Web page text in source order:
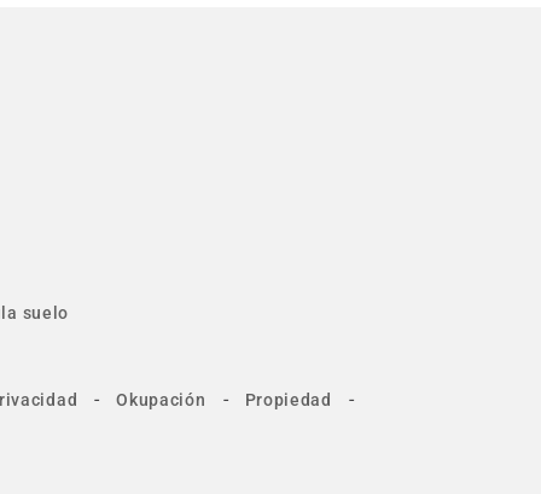
suelo
- Okupación - Propiedad -